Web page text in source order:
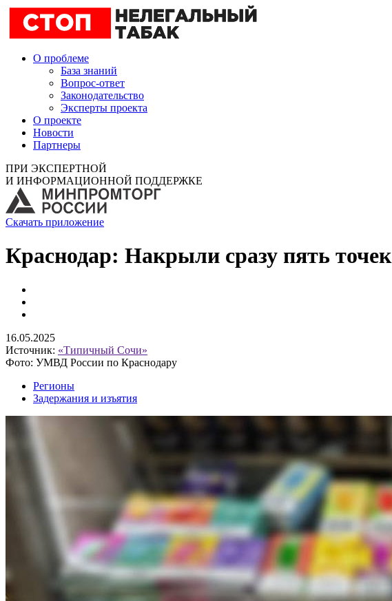
О проблеме
База знаний
Вопрос-ответ
Законодательство
Эксперты проекта
О проекте
Новости
Партнеры
ПРИ ЭКСПЕРТНОЙ
И ИНФОРМАЦИОННОЙ ПОДДЕРЖКЕ
Скачать приложение
Краснодар: Накрыли сразу пять точек
16.05.2025
Источник: «Типичный Сочи»
Фото: УМВД России по Краснодару
Регионы
Задержания и изъятия